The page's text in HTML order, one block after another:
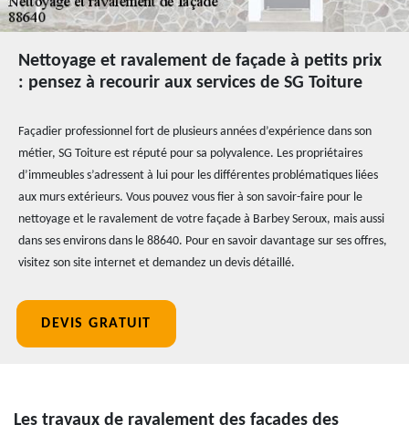
Nettoyage et ravalement de façade à petits prix
: pensez à recourir aux services de SG Toiture
Façadier professionnel fort de plusieurs années d’expérience dans son
métier, SG Toiture est réputé pour sa polyvalence. Les propriétaires
d’immeubles s’adressent à lui pour les différentes problématiques liées
aux murs extérieurs. Vous pouvez vous fier à son savoir-faire pour le
nettoyage et le ravalement de votre façade à Barbey Seroux, mais aussi
dans ses environs dans le 88640. Pour en savoir davantage sur ses offres,
visitez son site internet et demandez un devis détaillé.
DEVIS GRATUIT
Les travaux de ravalement des façades des